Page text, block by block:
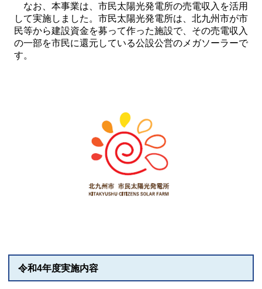
なお、本事業は、市民太陽光発電所の売電収入を活用
して実施しました。市民太陽光発電所は、北九州市が市
民等から建設資金を募って作った施設で、その売電収入
の一部を市民に還元している公設公営のメガソーラーで
す。
令和4年度実施内容